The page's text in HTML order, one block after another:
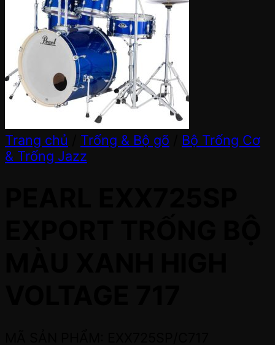
Trang chủ Trống & Bộ gõ
Bộ Trống Cơ
& Trống Jazz